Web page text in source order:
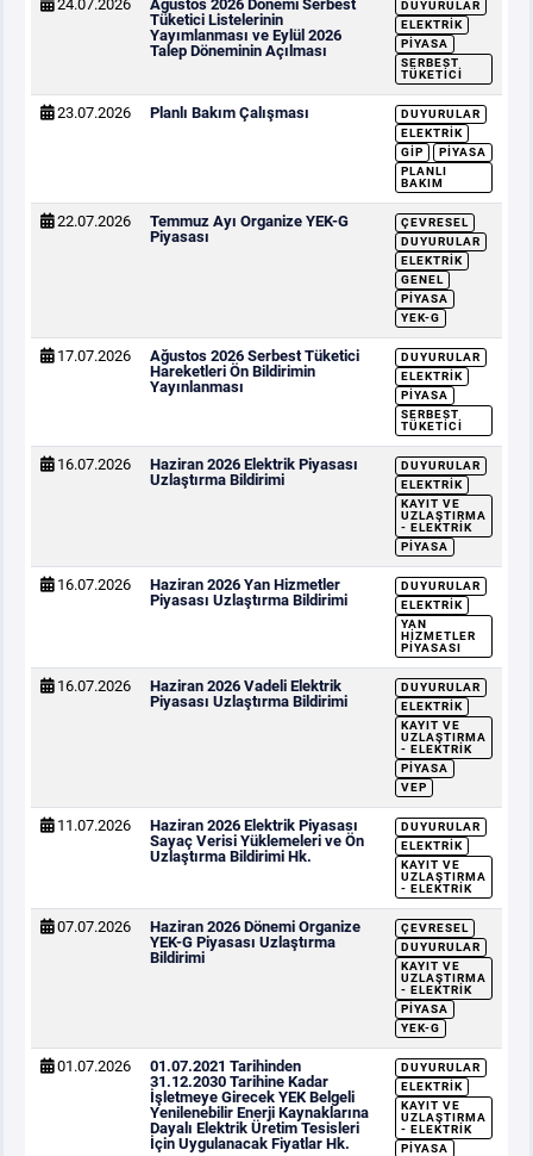
24.07.2026
Ağustos 2026 Dönemi Serbest
Tüketici Listelerinin
Yayımlanması ve Eylül 2026
Talep Döneminin Açılması
DUYURULAR
ELEKTRIK
PIYASA
SERBEST
TÜKETICI
23.07.2026 Planlı Bakım Çalışması
DUYURULAR
ELEKTRIK
GİP
PIYASA
PLANLI
BAKIM
22.07.2026
Temmuz Ayı Organize YEK-G
Piyasası
ÇEVRESEL
DUYURULAR
ELEKTRIK
GENEL
PIYASA
YEK-G
17.07.2026
Ağustos 2026 Serbest Tüketici
Hareketleri Ön Bildirimin
Yayınlanması
DUYURULAR
ELEKTRIK
PIYASA
SERBEST
TÜKETICI
16.07.2026
Haziran 2026 Elektrik Piyasası
Uzlaştırma Bildirimi
DUYURULAR
ELEKTRIK
KAYIT VE
UZLAŞTIRMA
- ELEKTRIK
PIYASA
16.07.2026
Haziran 2026 Yan Hizmetler
Piyasası Uzlaştırma Bildirimi
DUYURULAR
ELEKTRIK
YAN
HIZMETLER
PIYASASI
16.07.2026
Haziran 2026 Vadeli Elektrik
Piyasası Uzlaştırma Bildirimi
DUYURULAR
ELEKTRIK
KAYIT VE
UZLAŞTIRMA
- ELEKTRIK
PIYASA
VEP
11.07.2026
Haziran 2026 Elektrik Piyasası
Sayaç Verisi Yüklemeleri ve Ön
Uzlaştırma Bildirimi Hk.
DUYURULAR
ELEKTRIK
KAYIT VE
UZLAŞTIRMA
- ELEKTRIK
07.07.2026
Haziran 2026 Dönemi Organize
YEK-G Piyasası Uzlaştırma
Bildirimi
ÇEVRESEL
DUYURULAR
KAYIT VE
UZLAŞTIRMA
- ELEKTRIK
PIYASA
YEK-G
01.07.2026
01.07.2021 Tarihinden
31.12.2030 Tarihine Kadar
İşletmeye Girecek YEK Belgeli
Yenilenebilir Enerji Kaynaklarına
Dayalı Elektrik Üretim Tesisleri
İçin Uygulanacak Fiyatlar Hk.
DUYURULAR
ELEKTRIK
KAYIT VE
UZLAŞTIRMA
- ELEKTRIK
PIYASA